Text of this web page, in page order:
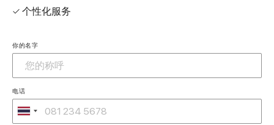
✓ 个性化服务
你的名字
电话